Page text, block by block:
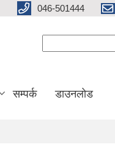
046-501444
सम्पर्क डाउनलोड